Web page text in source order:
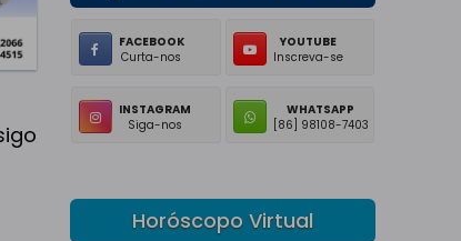
FACEBOOK
Curta-nos
YOUTUBE
Inscreva-se
INSTAGRAM
Siga-nos
WHATSAPP
[86] 98108-7403
Horóscopo Virtual